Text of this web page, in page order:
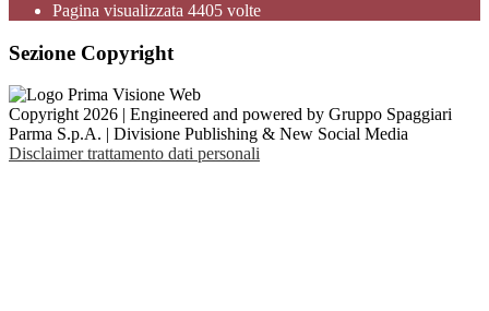
Pagina visualizzata 4405 volte
Sezione Copyright
Copyright 2026 | Engineered and powered by Gruppo Spaggiari
Parma S.p.A. | Divisione Publishing & New Social Media
Disclaimer trattamento dati personali